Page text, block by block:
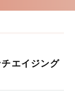
エイジング